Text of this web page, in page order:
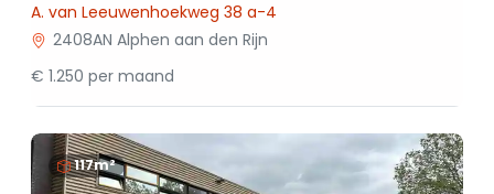
A. van Leeuwenhoekweg 38 a-4
2408AN Alphen aan den Rijn
€ 1.250 per maand
117m²